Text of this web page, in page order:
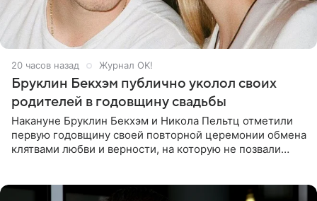
20 часов назад Журнал OK!
Бруклин Бекхэм публично уколол своих
родителей в годовщину свадьбы
Накануне Бруклин Бекхэм и Никола Пельтц отметили
первую годовщину своей повторной церемонии обмена
клятвами любви и верности, на которую не позвали